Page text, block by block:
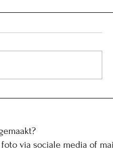
via sociale media of